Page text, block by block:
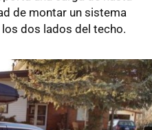
de montar un sistema
dos lados del techo.